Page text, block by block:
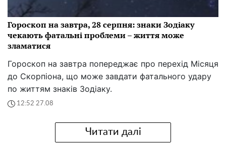
Гороскоп на завтра, 28 серпня: знаки Зодіаку
чекають фатальні проблеми – життя може
зламатися
Гороскоп на завтра попереджає про перехід Місяця
до Скорпіона, що може завдати фатального удару
по життям знаків Зодіаку.
12:52 27.08
Читати далі